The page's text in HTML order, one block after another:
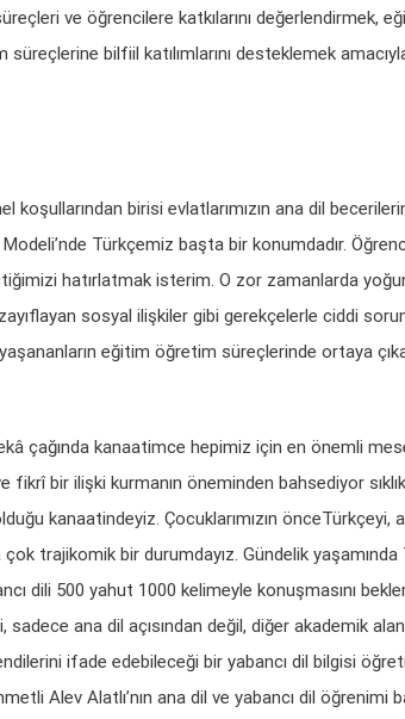
ve öğrencilere katkılarını değerlendirmek,
bilfiil katılımlarını desteklemek
koşullarından birisi evlatlarımızın ana dil
Türkçemiz başta bir konumdadır.
hatırlatmak isterim. O zor zamanlarda
sosyal ilişkiler gibi gerekçelerle ciddi
eğitim öğretim süreçlerinde ortaya
çağında kanaatimce hepimiz için en önemli
bir ilişki kurmanın öneminden bahsediyor
kanaatindeyiz. Çocuklarımızın önceTürkçeyi,
trajikomik bir durumdayız. Gündelik yaşamında
dili 500 yahut 1000 kelimeyle konuşmasını
ana dil açısından değil, diğer akademik
ifade edebileceği bir yabancı dil bilgisi
Alev Alatlı’nın ana dil ve yabancı dil öğrenimi